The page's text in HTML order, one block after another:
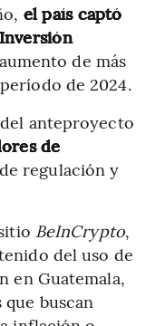
el país captó
de más
de 2024.
anteproyecto
de
regulación y
BeInCrypto,
del uso de
en Guatemala,
buscan